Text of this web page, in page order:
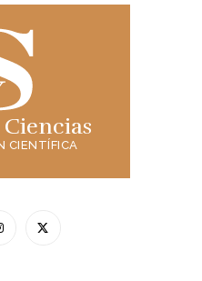
Ciencias
CIENTÍFICA